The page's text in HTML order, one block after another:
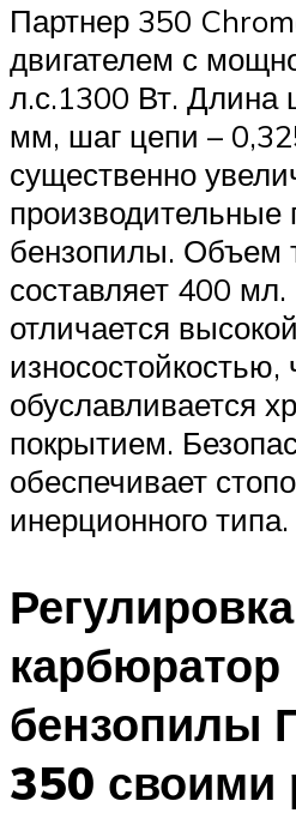
Партнер 350
двигателем с
л.с.1300 Вт.
мм, шаг цепи –
существенно
производительные
бензопилы. Объем
составляет 400
отличается высокой
износостойкостью,
обуславливается
покрытием.
обеспечивает
инерционного типа.
Регулировка
карбюратор
бензопилы
350 своими